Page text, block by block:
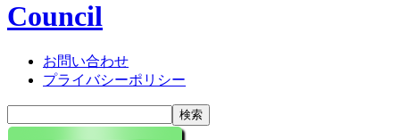
お問い合わせ
プライバシーポリシー